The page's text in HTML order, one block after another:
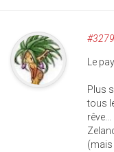
Le
Plus
tous
(mais